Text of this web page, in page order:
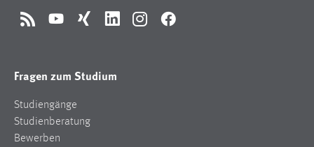
RSS YouTubeXing LinkedInInstagramFacebook
Fragen zum Studium
Studiengänge
Studienberatung
Bewerben